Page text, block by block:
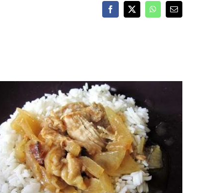
Facebook
X WhatsApp
Email